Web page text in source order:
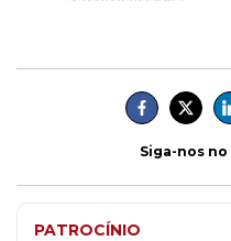
Siga-nos no
PATROCÍNIO